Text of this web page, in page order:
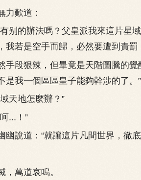
歎道：
的辦法嗎？父皇派我來這片星域
我若是空手而歸，必然要遭到責罰
段狠辣，但畢竟是天階圖騰的覺
是我一個區區皇子能夠幹涉的了。”
地怎麼辦？”
...！”
說道：“就讓這片凡間世界，徹底
萬道哀鳴。